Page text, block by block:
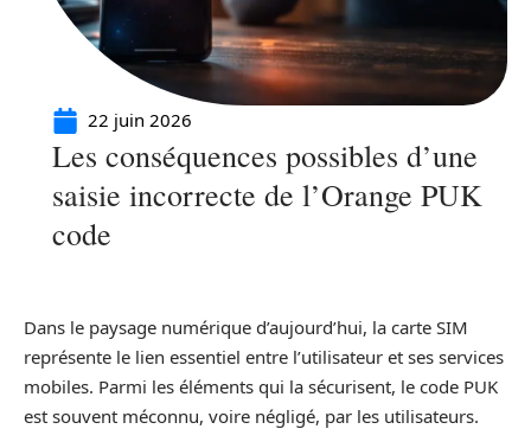
22 juin 2026
Les conséquences possibles d’une
saisie incorrecte de l’Orange PUK
code
Dans le paysage numérique d’aujourd’hui, la carte SIM
représente le lien essentiel entre l’utilisateur et ses services
mobiles. Parmi les éléments qui la sécurisent, le code PUK
est souvent méconnu, voire négligé, par les utilisateurs.